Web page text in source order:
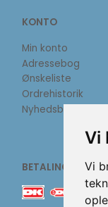
Vi
Vi
KONTO
Min konto
Adressebog
Ønskeliste
Ordrehistorik
Nyhedsbrev